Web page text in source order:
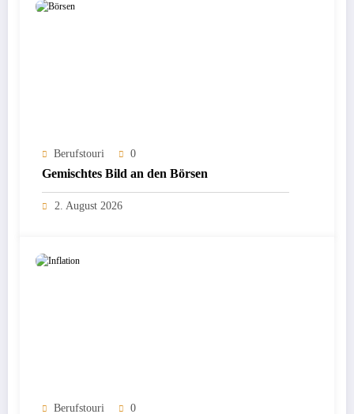
Berufstouri 0
Gemischtes Bild an den Börsen
2. August 2026
Berufstouri 0